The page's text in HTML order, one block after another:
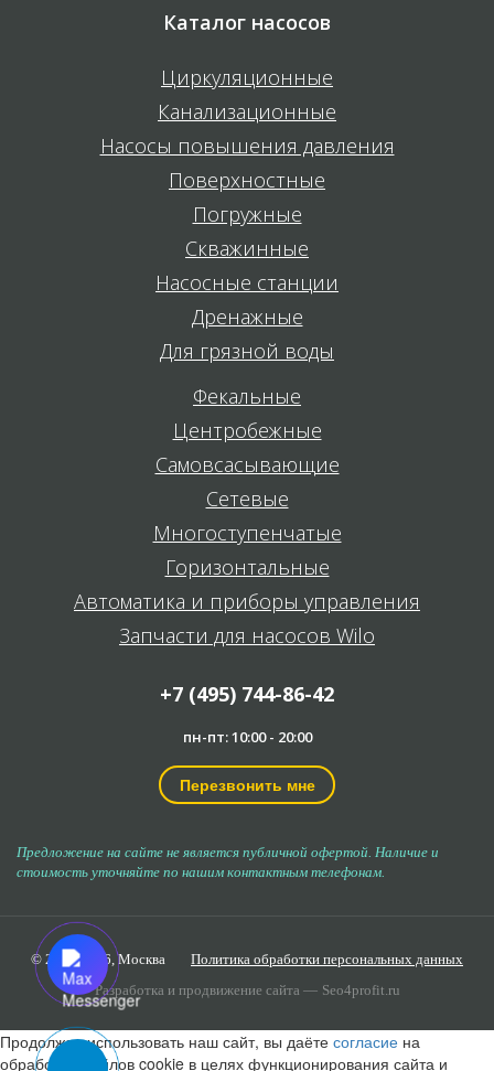
Каталог насосов
Циркуляционные
Канализационные
Насосы повышения давления
Поверхностные
Погружные
Скважинные
Насосные станции
Дренажные
Для грязной воды
Фекальные
Центробежные
Самовсасывающие
Сетевые
Многоступенчатые
Горизонтальные
Автоматика и приборы управления
Запчасти для насосов Wilo
+7 (495) 744-86-42
пн-пт: 10:00 - 20:00
Перезвонить мне
Предложение на сайте не является публичной офертой. Наличие и
стоимость уточняйте по нашим контактным телефонам.
© 2006-2026,Москва
Политика обработки персональных данных
Разработка и продвижение сайта — Seo4profit.ru
Продолжая использовать наш сайт, вы даёте согласие на
обработку файлов cookie в целях функционирования сайта и